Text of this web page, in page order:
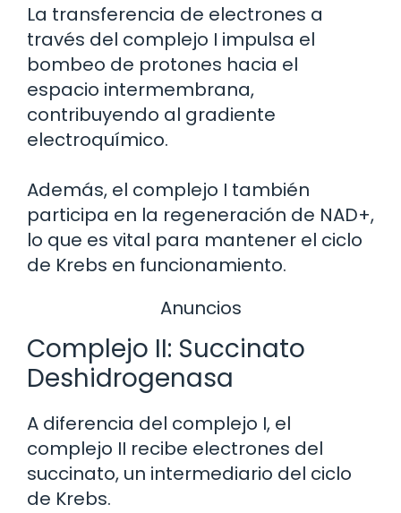
La transferencia de electrones a
través del complejo I impulsa el
bombeo de protones hacia el
espacio intermembrana,
contribuyendo al gradiente
electroquímico.
Además, el complejo I también
participa en la regeneración de NAD+,
lo que es vital para mantener el ciclo
de Krebs en funcionamiento.
Anuncios
Complejo II: Succinato
Deshidrogenasa
A diferencia del complejo I, el
complejo II recibe electrones del
succinato, un intermediario del ciclo
de Krebs.